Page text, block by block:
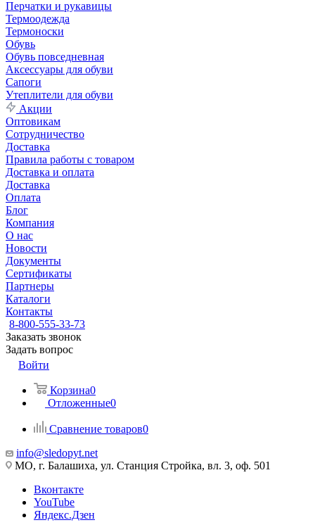
Перчатки и рукавицы
Термоодежда
Термоноски
Обувь
Обувь повседневная
Аксессуары для обуви
Сапоги
Утеплители для обуви
Акции
Оптовикам
Сотрудничество
Доставка
Правила работы с товаром
Доставка и оплата
Доставка
Оплата
Блог
Компания
О нас
Новости
Документы
Сертификаты
Партнеры
Каталоги
Контакты
8-800-555-33-73
Заказать звонок
Задать вопрос
Войти
Корзина0
Отложенные0
Сравнение товаров0
info@sledopyt.net
МО, г. Балашиха, ул. Станция Стройка, вл. 3, оф. 501
Вконтакте
YouTube
Яндекс.Дзен